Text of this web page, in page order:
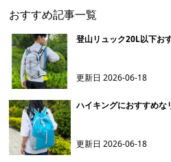
おすすめ記事一覧
登山リュック20L以下お
更新日2026-06-18
ハイキングにおすすめな
更新日2026-06-18